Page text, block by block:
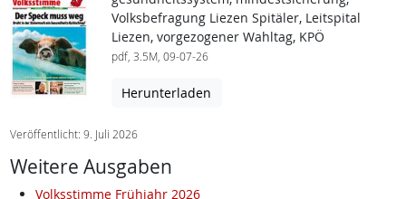
Volksbefragung Liezen Spitäler, Leitspital
Liezen, vorgezogener Wahltag, KPÖ
pdf, 3.5M, 09-07-26
Herunterladen
Veröffentlicht: 9. Juli 2026
Weitere Ausgaben
Volksstimme Frühjahr 2026